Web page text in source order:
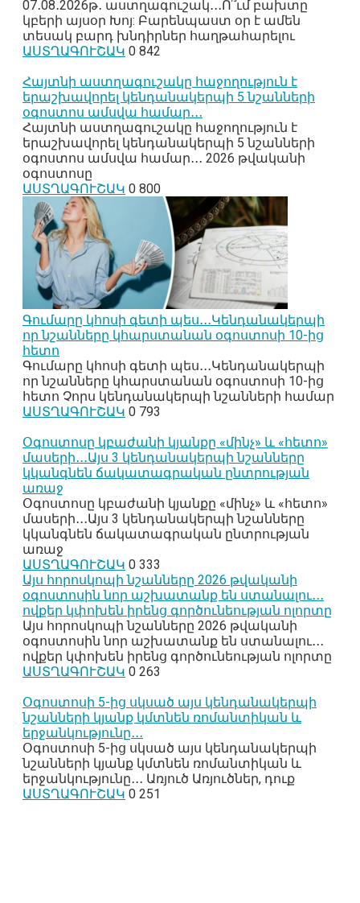
07․08․2026թ․ աստղագուշակ․․․Ո՞ւմ բախտը
կբերի այսօր Խոյ: Բարենպաստ օր է ամեն
տեսակ բարդ խնդիրներ հաղթահարելու
ԱՍՏՂԱԳՈՒՇԱԿ 0 842
Հայտնի աստղագուշակը հաջողություն է
երաշխավորել կենդանակերպի 5 նշանների
օգոստոս ամսվա համար․․․
Հայտնի աստղագուշակը հաջողություն է
երաշխավորել կենդանակերպի 5 նշանների
օգոստոս ամսվա համար․․․ 2026 թվականի
օգոստոսը
ԱՍՏՂԱԳՈՒՇԱԿ 0 800
Գումարը կհոսի գետի պես․․․Կենդանակերպի
որ նշանները կհարստանան օգոստոսի 10-ից
հետո
Գումարը կհոսի գետի պես․․․Կենդանակերպի
որ նշանները կհարստանան օգոստոսի 10-ից
հետո Չորս կենդանակերպի նշանների համար
ԱՍՏՂԱԳՈՒՇԱԿ 0 793
Օգոստոսը կբաժանի կյանքը «մինչ» և «հետո»
մասերի․․․Այս 3 կենդանակերպի նշանները
կկանգնեն ճակատագրական ընտրության
առաջ
Օգոստոսը կբաժանի կյանքը «մինչ» և «հետո»
մասերի․․․Այս 3 կենդանակերպի նշանները
կկանգնեն ճակատագրական ընտրության
առաջ
ԱՍՏՂԱԳՈՒՇԱԿ 0 333
Այս հորոսկոպի նշանները 2026 թվականի
օգոստոսին նոր աշխատանք են ստանալու․․․
ովքեր կփոխեն իրենց գործունեության ոլորտը
Այս հորոսկոպի նշանները 2026 թվականի
օգոստոսին նոր աշխատանք են ստանալու․․․
ովքեր կփոխեն իրենց գործունեության ոլորտը
ԱՍՏՂԱԳՈՒՇԱԿ 0 263
Օգոստոսի 5-ից սկսած այս կենդանակերպի
նշանների կյանք կմտնեն ռոմանտիկան և
երջանկությունը․․․
Օգոստոսի 5-ից սկսած այս կենդանակերպի
նշանների կյանք կմտնեն ռոմանտիկան և
երջանկությունը․․․ Առյուծ Առյուծներ, դուք
ԱՍՏՂԱԳՈՒՇԱԿ 0 251